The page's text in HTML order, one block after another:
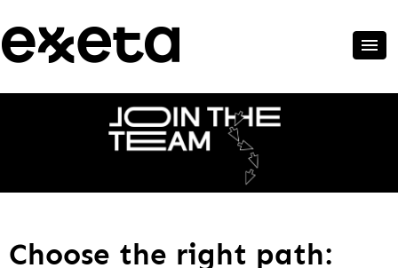
Choose the right path: